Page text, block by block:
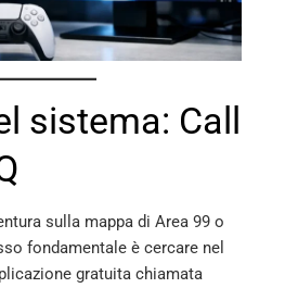
sistema: Call
sulla mappa di Area 99 o
fondamentale è cercare nel
gratuita chiamata